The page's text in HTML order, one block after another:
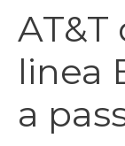
AT&T
linea
a